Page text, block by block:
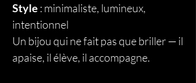
Style : minimaliste, lumineux,
intentionnel
Un bijou qui ne fait pas que briller — il
apaise, il élève, il accompagne.